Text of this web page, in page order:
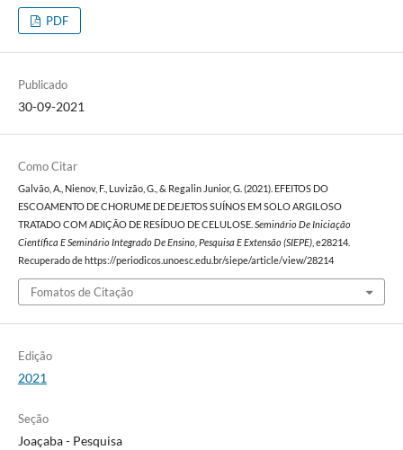
PDF
Publicado
30-09-2021
Como Citar
Galvão, A., Nienov, F., Luvizão, G., & Regalin Junior, G. (2021). EFEITOS DO
ESCOAMENTO DE CHORUME DE DEJETOS SUÍNOS EM SOLO ARGILOSO
TRATADO COM ADIÇÃO DE RESÍDUO DE CELULOSE. Seminário De Iniciação
Científica E Seminário Integrado De Ensino, Pesquisa E Extensão (SIEPE), e28214.
Recuperado de https://periodicos.unoesc.edu.br/siepe/article/view/28214
Fomatos de Citação
Edição
2021
Seção
Joaçaba - Pesquisa